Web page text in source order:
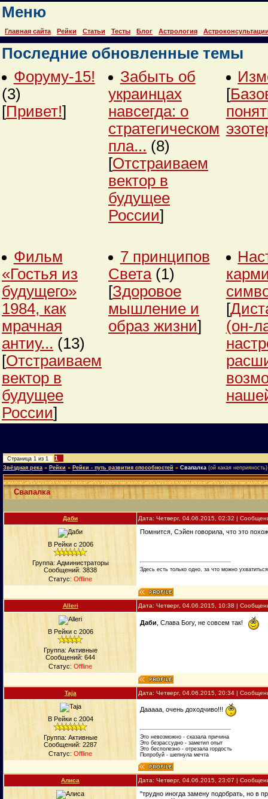
Меню
Главная сайта Рейки Статьи Тесты Блог Астрология
Последние обновленные темы
Форуму-15!
(3)
[Привет!]
Забыть об
украинцах
навсегда: о
стратегическом
пла... (8)
[Отстраиваем
вектор в
будущее
России]
[
Фильм
«Гостья из
будущего»
1984, как
мрачная
антиу... (13)
[Отстраиваем
вектор в
будущее
России]
7 принципов
Света (1)
[Здоровое
мышление и
образ жизни]
[
(он-
Страница 1 из 1 1
Звёздная река » Рейки » Рейки - путь развития способностей » Свапалка (ой какая неприяность)
Свапалка
Даби Дата: Четверг, 04.06.2015, 02:32 |
В Рейки с 2006
Группа: Администраторы
Сообщений: 3838
Статус: Offline
Помнится, Сэйен говорила, что это
Здесь есть только одно, за что можно
Alleri Дата: Четверг, 04.06.2015, 10:38 |
В Рейки с 2006
Группа: Активные
Сообщений: 644
Статус: Offline
Даби , Слава Богу, не совсем так!
Taja Дата: Четверг, 04.06.2015, 20:34 |
В Рейки с 2004
Группа: Активные
Сообщений: 2287
Статус: Offline
Дааааа, очень доходчиво!!!
Это невозможно - сказала причина
Это безрассудно - заметил опыт
Это бесполезно - отрезала гордость
Попробуй - шепнула мечта
Алиса Дата: Четверг, 04.06.2015, 23:07 |
"трудно иногда замену подобрать, но в